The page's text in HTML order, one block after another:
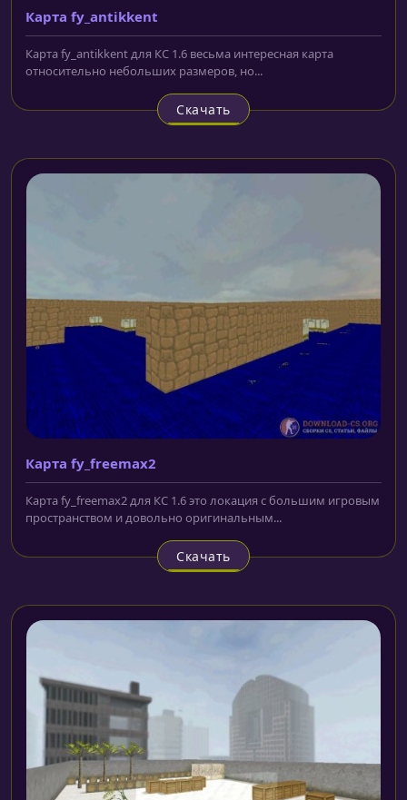
Карта fy_antikkent
Карта fy_antikkent для КС 1.6 весьма интересная карта
относительно небольших размеров, но...
Скачать
Карта fy_freemax2
Карта fy_freemax2 для КС 1.6 это локация с большим игровым
пространством и довольно оригинальным...
Скачать